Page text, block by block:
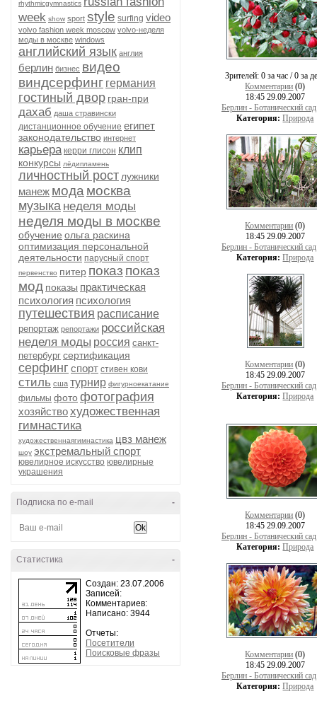
rhythmicgymnastics
week show sport style surfing video
volvo fashion week moscow volvo-неделя
моды в москве windows
английский язык англия
берлин бизнес видео
виндсерфинг германия
гостиный двор гран-при
дахаб даша стравински
дистанционное обучение египет
законодательство интернет
карьера керри глисон клип
конкурсы лёдипламень
личностный рост лужники
манеж мода москва
музыка неделя моды
неделя моды в москве
обучение ольга раскина
оптимизация персональной
деятельности парусный спорт
первенство питер показ показ
мод показы практическая
психология психология
путешествия расписание
репортаж репортажи российская
неделя моды россия санкт-
петербург сертификация
серфинг спорт стивен кови
стиль сша турнир фигурноекатание
фильмы фотофотография
хозяйствохудожественная
гимнастика
художественнаягимнастика цвз манеж
шоу экстремальный спорт
ювелирное искусство ювелирные
украшения
-
Подписка по e-mail
-
Статистика
Создан: 23.07.2006
Записей:
Комментариев:
Написано: 3944
Отчеты:
Посетители
Поисковые фразы
Зрителей: 0 за час / 0 за
Комментарии (0)
18:45 29.09.2007
Берлин - Ботанический
Категория: Природа
Комментарии (0)
18:45 29.09.2007
Берлин - Ботанический
Категория: Природа
Комментарии (0)
18:45 29.09.2007
Берлин - Ботанический
Категория: Природа
Комментарии (0)
18:45 29.09.2007
Берлин - Ботанический
Категория: Природа
Комментарии (0)
18:45 29.09.2007
Берлин - Ботанический
Категория: Природа